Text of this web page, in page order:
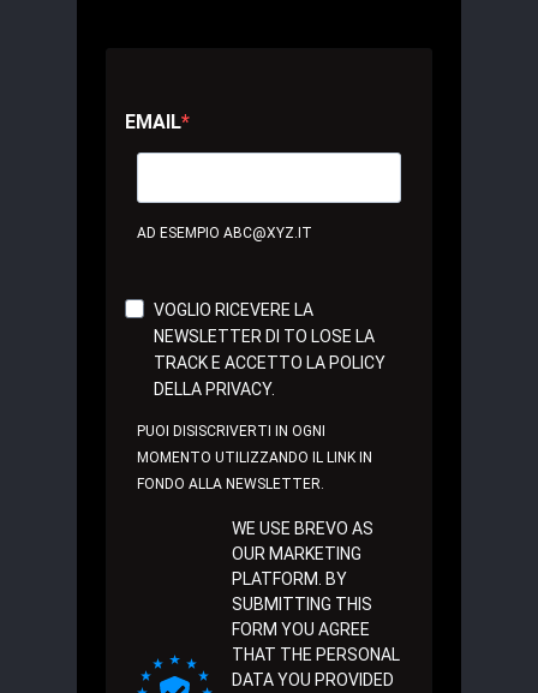
EMAIL
AD ESEMPIO ABC@XYZ.IT
VOGLIO RICEVERE LA
NEWSLETTER DI TO LOSE LA
TRACK E ACCETTO LA POLICY
DELLA PRIVACY.
PUOI DISISCRIVERTI IN OGNI
MOMENTO UTILIZZANDO IL LINK IN
FONDO ALLA NEWSLETTER.
WE USE BREVO AS
OUR MARKETING
PLATFORM. BY
SUBMITTING THIS
FORM YOU AGREE
THAT THE PERSONAL
DATA YOU PROVIDED